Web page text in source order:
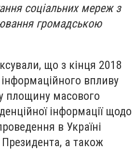
соціальних мереж з
громадською
що з кінця 2018
впливу
площину масового
інформації щодо
в Україні
а також